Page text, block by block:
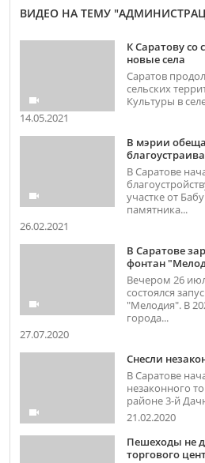
ВИДЕО НА ТЕМУ
К Саратову со
новые села
Саратов
сельских
Культуры в
14.05.2021
В мэрии
В Саратове
участке от
памятника...
26.02.2021
В Саратове
фонтан
Вечером 26
состоялся
"Мелодия". В
города...
27.07.2020
Снесли
В Саратове
незаконного
районе 3-й
21.02.2020
Пешеходы не
торгового